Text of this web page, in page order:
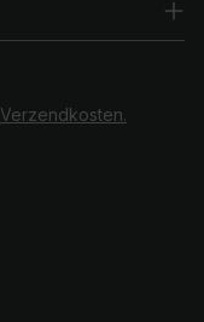
Verzendkosten.